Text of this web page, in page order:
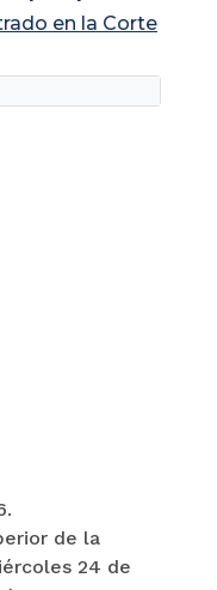
en la Corte
de la
24 de